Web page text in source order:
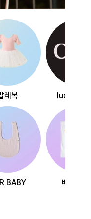
레복
BABY 베스트리